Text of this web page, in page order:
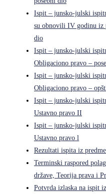
Ispit – junsko-julski
su obnovili IV godinu iz
dio
Ispit – junsko-julski
Obligaciono pravo –
Ispit – junsko-julski
Obligaciono pravo –
Ispit – junsko-julski
Ustavno pravo II
Ispit – junsko-julski
Ustavno pravo l
Rezultati ispita iz
Terminski raspored
države, Teorija prava i
Potvrda izlaska na ispit